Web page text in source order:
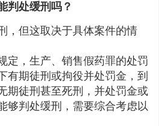
判处缓刑吗？
但这取决于具体案件的情
，生产、销售假药罪的处罚
有期徒刑或拘役并处罚金，到
期徒刑甚至死刑，并处罚金或
够判处缓刑，需要综合考虑以